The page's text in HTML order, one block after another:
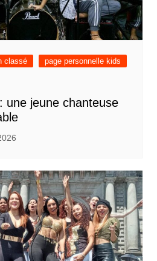
classé
page personnelle kids
une jeune chanteuse